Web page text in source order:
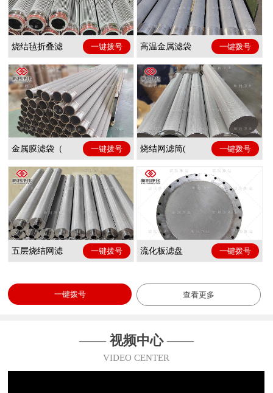
烧结毡折叠滤 一键拨号 高温金属滤袋 一键拨号
金属膜滤袋（ 一键拨号 烧结网滤筒( 一键拨号
五层烧结网滤 一键拨号 流化板滤盘 一键拨号
一键拨号 查看更多
—— 视频中心——
VIDEO CENTER